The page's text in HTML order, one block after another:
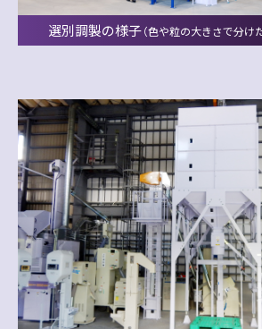
選別調製の様子（色や粒の大きさで分け